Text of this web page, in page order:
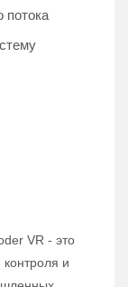
потока
VR - это
и